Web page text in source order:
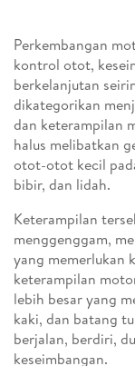
Perkembangan
kontrol otot,
berkelanjutan
dikategorikan
dan keterampilan
halus melibatkan
otot-otot kecil
bibir, dan lidah.
Keterampilan
menggenggam,
yang memerlukan
keterampilan
lebih besar yang
kaki, dan batang
berjalan, berdiri,
keseimbangan.